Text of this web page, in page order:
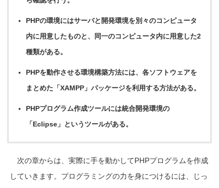
PHPの環境にはサーバと開発環境を別々のコンピュータ
内に用意したものと、同一のコンピュータ内に用意した2
種類がある。
PHPを動作させる環境構築方法には、各ソフトウェアを
まとめた「XAMPP」パッケージを利用する方法がある。
PHPプログラム作成ツールには統合開発環境の
「Eclipse」というツールがある。
次の章からは、実際に手を動かしてPHPプログラムを作成
していきます。プログラミングの力を身につけるには、じっ